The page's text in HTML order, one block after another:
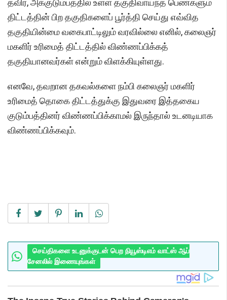
தவிர, அக்குடும்பத்தில் உள்ள தகுதிவாய்ந்த பெண்களும்
திட்டத்தின் பிற தகுதிகளைப் பூர்த்தி செய்து எவ்வித
தகுதியின்மை வகைபாட்டிலும் வரவில்லை எனில், கலைஞர்
மகளிர் உரிமைத் திட்டத்தில் விண்ணப்பிக்கத்
தகுதியானவர்கள் என்றும் விளக்கியுள்ளது.
எனவே, தவறான தகவல்களை நம்பி கலைஞர் மகளிர்
உரிமைத் தொகை திட்டத்துக்கு இதுவரை இத்தகைய
குடும்பத்தினர் விண்ணப்பிக்காமல் இருந்தால் உடனடியாக
விண்ணப்பிக்கவும்.
செய்திகளை உடனுக்குடன் பெற நியூஸ்டிஎம் வாட்ஸ் ஆப்
சேனலில் இணையுங்கள்